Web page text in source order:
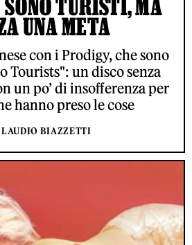
TURISTI, MA
UNA META
con i Prodigy, che sono
Tourists": un disco senza
un po’ di insofferenza per
hanno preso le cose
BIAZZETTI